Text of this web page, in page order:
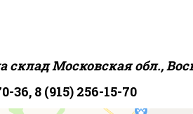
склад Московская обл.,
36, 8 (915) 256-15-70